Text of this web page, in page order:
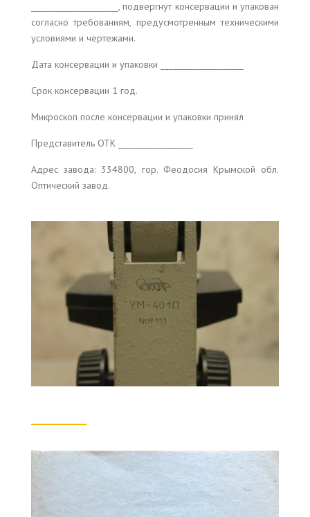
_____________________, подвергнут консервации и упакован
согласно требованиям, предусмотренным техническими
условиями и чертежами.
Дата консервации и упаковки ____________________
Срок консервации 1 год.
Микроскоп после консервации и упаковки принял
Представитель ОТК __________________
Адрес завода: 334800, гор. Феодосия Крымской обл.
Оптический завод.